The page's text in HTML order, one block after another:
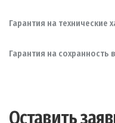
Гарантия на технические
Гарантия на сохранность
Оставить